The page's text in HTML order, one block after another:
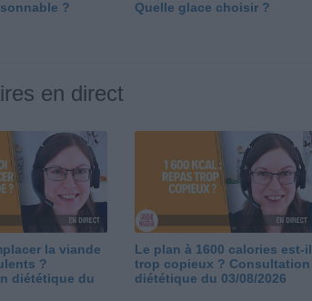
?
Quelle glace choisir ?
en direct
la viande
?
diététique du
Le plan à 1600 calories est-il
trop copieux ? Consultation
diététique du 03/08/2026